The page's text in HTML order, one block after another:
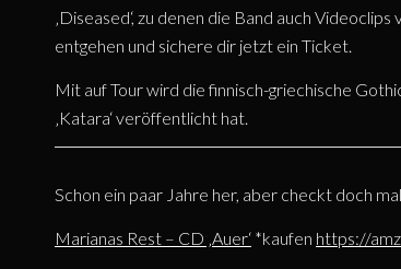
‚Diseased‘, zu denen die Band auch
entgehen und sichere dir jetzt ein Ticket.
Mit auf Tour wird die finnisch-griechische
‚Katara‘ veröffentlicht hat.
Schon ein paar Jahre her, aber checkt doch
Marianas Rest – CD ‚Auer‘ *kaufen https://